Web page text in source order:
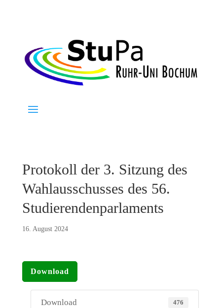
Protokoll der 3. Sitzung des
Wahlausschusses des 56.
Studierendenparlaments
16. August 2024
Download
Download 476